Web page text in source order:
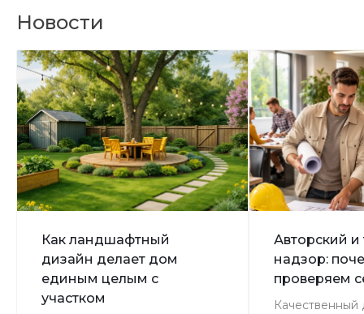
Новости
Как ландшафтный
дизайн делает дом
единым целым с
участком
Авторский и
надзор:
проверяем
Качественный